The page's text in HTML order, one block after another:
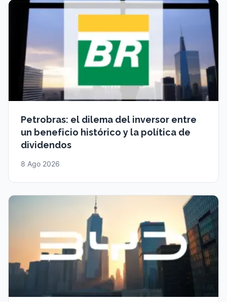
Petrobras: el dilema del inversor entre
un beneficio histórico y la política de
dividendos
8 Ago 2026